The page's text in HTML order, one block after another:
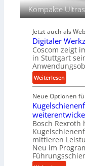
i
c
i
n
e
t
r
i
e
b
f
ü
r
r
a
u
e
Kompakte
Jetzt auch als
Digitaler
Coscom zeigt
in Stuttgart
Weiterlesen:
D
i
g
i
t
a
e
r
Neue Optionen
Bosch Rexroth
mittleren
Neu im